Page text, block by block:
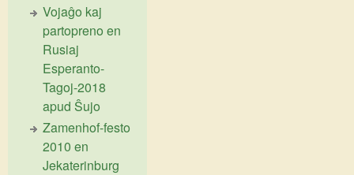
Vojaĝo kaj
partopreno en
Rusiaj
Esperanto-
Tagoj-2018
apud Ŝujo
Zamenhof-festo
2010 en
Jekaterinburg